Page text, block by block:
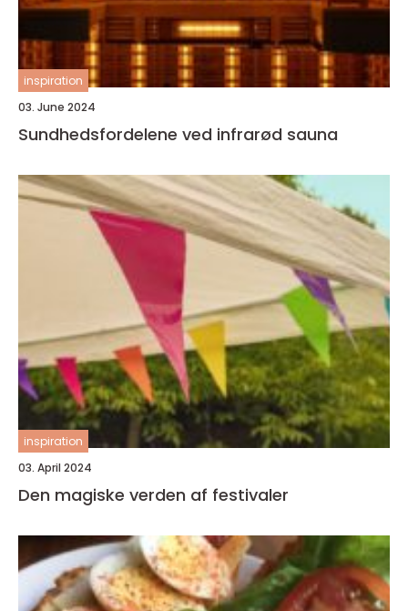
inspiration
03. June 2024
Sundhedsfordelene ved infrarød sauna
inspiration
03. April 2024
Den magiske verden af festivaler